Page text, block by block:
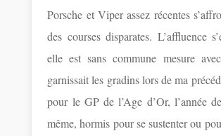
Porsche et Viper assez récentes
des courses disparates. L’affluence
elle est sans commune mesure
garnissait les gradins lors de ma
pour le GP de l’Age d’Or, l’année
même, hormis pour se sustenter ou